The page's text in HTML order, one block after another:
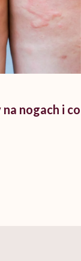
nogach i co